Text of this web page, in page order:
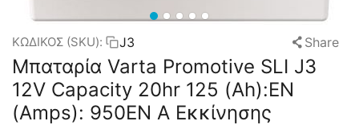
ΚΩΔΙΚΟΣ (SKU): J3 Share
Μπαταρία Varta Promotive SLI J3
12V Capacity 20hr 125 (Ah):EN
(Amps): 950EN A Εκκίνησης